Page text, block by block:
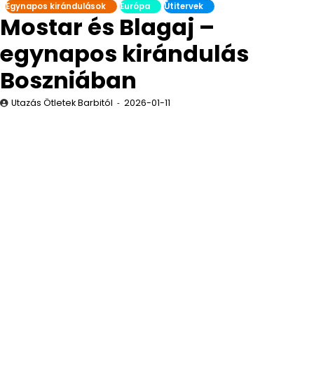
Egynapos kirándulások Európa Útitervek
Mostar és Blagaj –
egynapos kirándulás
Boszniában
Utazás Ötletek Barbitól 2026-01-11